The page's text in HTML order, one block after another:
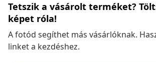
Tetszik a vásárolt terméket?
képet róla!
A fotód segíthet más vásárlóknak.
linket a kezdéshez.